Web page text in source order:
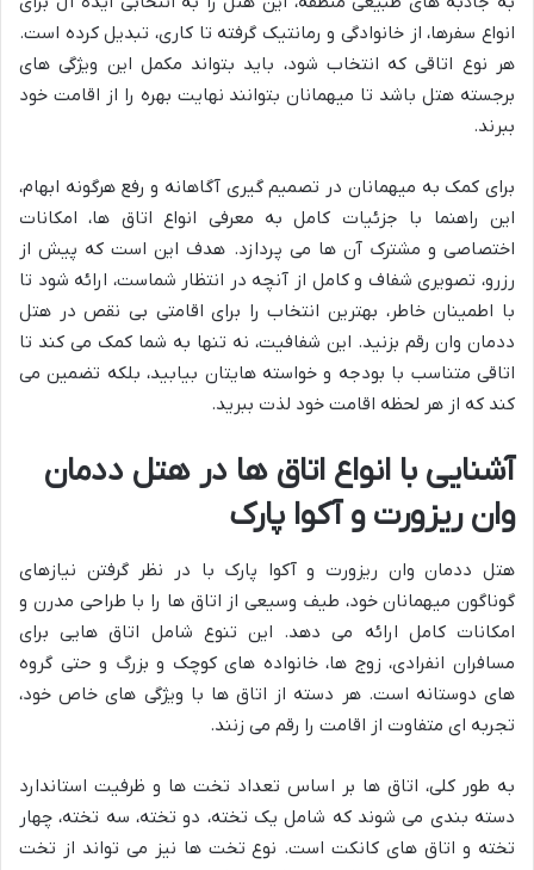
انواع سفرها، از خانوادگی و رمانتیک گرفته تا کاری، تبدیل کرده است.
هر نوع اتاقی که انتخاب شود، باید بتواند مکمل این ویژگی های
برجسته هتل باشد تا میهمانان بتوانند نهایت بهره را از اقامت خود
ببرند.
برای کمک به میهمانان در تصمیم گیری آگاهانه و رفع هرگونه ابهام،
این راهنما با جزئیات کامل به معرفی انواع اتاق ها، امکانات
اختصاصی و مشترک آن ها می پردازد. هدف این است که پیش از
رزرو، تصویری شفاف و کامل از آنچه در انتظار شماست، ارائه شود تا
با اطمینان خاطر، بهترین انتخاب را برای اقامتی بی نقص در هتل
ددمان وان رقم بزنید. این شفافیت، نه تنها به شما کمک می کند تا
اتاقی متناسب با بودجه و خواسته هایتان بیابید، بلکه تضمین می
کند که از هر لحظه اقامت خود لذت ببرید.
آشنایی با انواع اتاق ها در هتل ددمان
وان ریزورت و آکوا پارک
هتل ددمان وان ریزورت و آکوا پارک با در نظر گرفتن نیازهای
گوناگون میهمانان خود، طیف وسیعی از اتاق ها را با طراحی مدرن و
امکانات کامل ارائه می دهد. این تنوع شامل اتاق هایی برای
مسافران انفرادی، زوج ها، خانواده های کوچک و بزرگ و حتی گروه
های دوستانه است. هر دسته از اتاق ها با ویژگی های خاص خود،
تجربه ای متفاوت از اقامت را رقم می زنند.
به طور کلی، اتاق ها بر اساس تعداد تخت ها و ظرفیت استاندارد
دسته بندی می شوند که شامل یک تخته، دو تخته، سه تخته، چهار
تخته و اتاق های کانکت است. نوع تخت ها نیز می تواند از تخت